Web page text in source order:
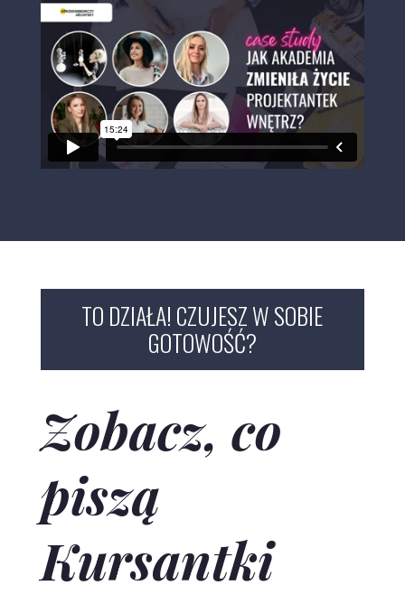
TO DZIAŁA! CZUJESZ W SOBIE
GOTOWOŚĆ?
Zobacz, co
piszą
Kursantki